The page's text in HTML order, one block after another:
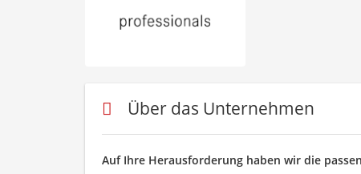
Über das Unternehmen
Auf Ihre Herausforderung haben wir die